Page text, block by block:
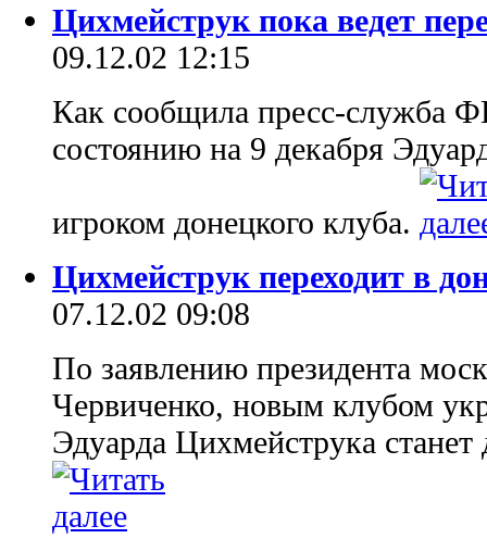
Цихмейструк пока ведет
09.12.02 12:15
Как сообщила пресс-служба
состоянию на 9 декабря
игроком донецкого клуба.
Цихмейструк переходит в
07.12.02 09:08
По заявлению президента
Червиченко, новым клубом
Эдуарда Цихмейструка